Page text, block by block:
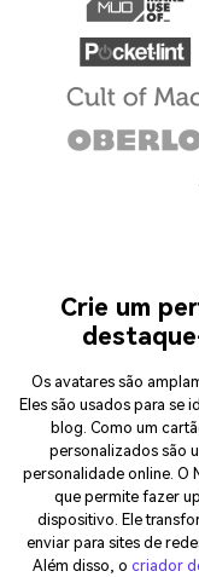
Crie um
Os avatares são
Eles são usados ​​para se
blog. Como um
personalizados são
personalidade online. O
que permite fazer
dispositivo. Ele
enviar para sites de
Além disso, o criador